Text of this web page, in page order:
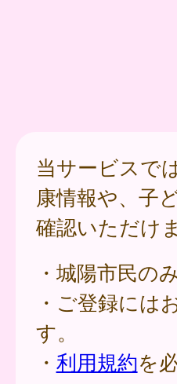
当サービスで
康情報や、子
確認いただけ
・城陽市民の
・ご登録には
す。
・ 利用規約を